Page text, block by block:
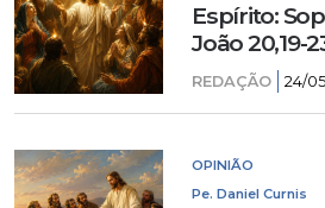
Espírito:
João 20,19-
REDAÇÃO 24/
OPINIÃO
Pe. Daniel Curnis